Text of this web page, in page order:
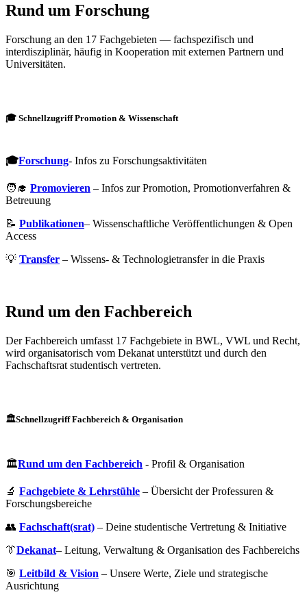
Rund um Forschung
Forschung an den 17 Fachgebieten — fachspezifisch und
interdisziplinär, häufig in Kooperation mit externen Partnern und
Universitäten.
🎓 Schnellzugriff Promotion & Wissenschaft
🎓Forschung- Infos zu Forschungsaktivitäten
🧑‍🎓 Promovieren – Infos zur Promotion, Promotionverfahren &
Betreuung
📝 Publikationen– Wissenschaftliche Veröffentlichungen & Open
Access
💡 Transfer – Wissens- & Technologietransfer in die Praxis
Rund um den Fachbereich
Der Fachbereich umfasst 17 Fachgebiete in BWL, VWL und Recht,
wird organisatorisch vom Dekanat unterstützt und durch den
Fachschaftsrat studentisch vertreten.
🏛️Schnellzugriff Fachbereich & Organisation
🏛️Rund um den Fachbereich - Profil & Organisation
🔬 Fachgebiete & Lehrstühle – Übersicht der Professuren &
Forschungsbereiche
👥 Fachschaft(srat) – Deine studentische Vertretung & Initiative
👔Dekanat– Leitung, Verwaltung & Organisation des Fachbereichs
🎯 Leitbild & Vision – Unsere Werte, Ziele und strategische
Ausrichtung